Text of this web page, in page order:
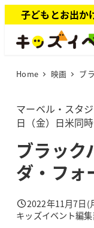
イ
子どもとお出か
Home 映画 ブ
マーベル・スタ
日（金）日米同時
ブラック
ダ・フォ
投稿日
2022年11月7日(
著
キッズイベント編